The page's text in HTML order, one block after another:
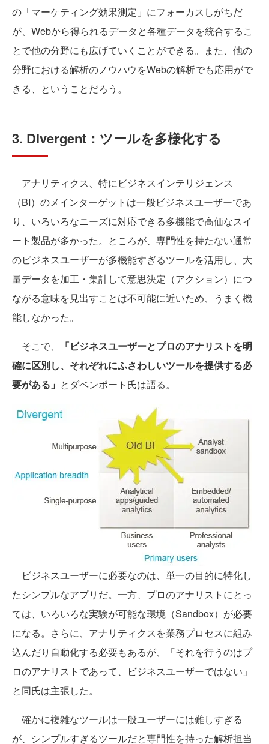
の「マーケティング効果測定」にフォーカスしがちだ
が、Webから得られるデータと各種データを統合するこ
とで他の分野にも広げていくことができる。また、他の
分野における解析のノウハウをWebの解析でも応用がで
きる、ということだろう。
3. Divergent：ツールを多様化する
アナリティクス、特にビジネスインテリジェンス
（BI）のメインターゲットは一般ビジネスユーザーであ
り、いろいろなニーズに対応できる多機能で高価なスイ
ート製品が多かった。ところが、専門性を持たない通常
のビジネスユーザーが多機能すぎるツールを活用し、大
量データを加工・集計して意思決定（アクション）につ
ながる意味を見出すことは不可能に近いため、うまく機
能しなかった。
そこで、
「ビジネスユーザーとプロのアナリストを明
確に区別し、それぞれにふさわしいツールを提供する必
要がある」 とダベンポート氏は語る。
ビジネスユーザーに必要なのは、単一の目的に特化し
たシンプルなアプリだ。一方、プロのアナリストにとっ
ては、いろいろな実験が可能な環境（Sandbox）が必要
になる。さらに、アナリティクスを業務プロセスに組み
込んだり自動化する必要もあるが、「それを行うのはプ
ロのアナリストであって、ビジネスユーザーではない」
と同氏は主張した。
確かに複雑なツールは一般ユーザーには難しすぎる
が、シンプルすぎるツールだと専門性を持った解析担当